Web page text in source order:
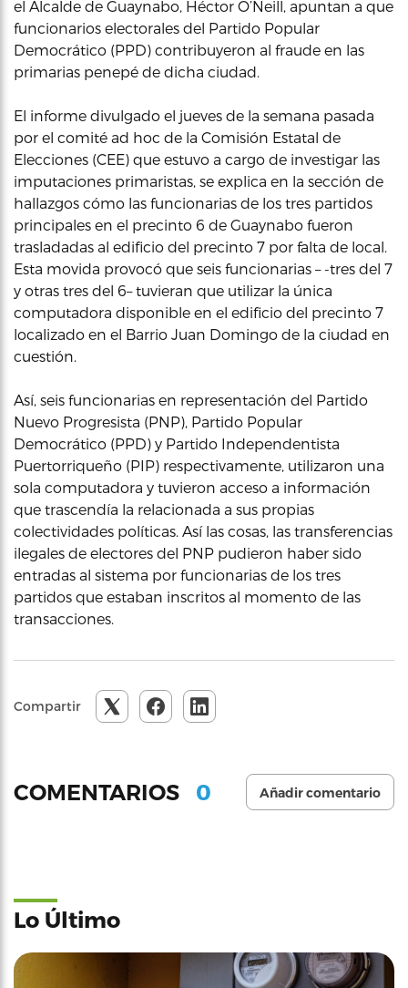
el Alcalde de Guaynabo, Héctor O’Neill, apuntan a que
funcionarios electorales del Partido Popular
Democrático (PPD) contribuyeron al fraude en las
primarias penepé de dicha ciudad.
El informe divulgado el jueves de la semana pasada
por el comité ad hoc de la Comisión Estatal de
Elecciones (CEE) que estuvo a cargo de investigar las
imputaciones primaristas, se explica en la sección de
hallazgos cómo las funcionarias de los tres partidos
principales en el precinto 6 de Guaynabo fueron
trasladadas al edificio del precinto 7 por falta de local.
Esta movida provocó que seis funcionarias – -tres del 7
y otras tres del 6– tuvieran que utilizar la única
computadora disponible en el edificio del precinto 7
localizado en el Barrio Juan Domingo de la ciudad en
cuestión.
Así, seis funcionarias en representación del Partido
Nuevo Progresista (PNP), Partido Popular
Democrático (PPD) y Partido Independentista
Puertorriqueño (PIP) respectivamente, utilizaron una
sola computadora y tuvieron acceso a información
que trascendía la relacionada a sus propias
colectividades políticas. Así las cosas, las transferencias
ilegales de electores del PNP pudieron haber sido
entradas al sistema por funcionarias de los tres
partidos que estaban inscritos al momento de las
transacciones.
Compartir
COMENTARIOS 0 Añadir comentario
Lo Último